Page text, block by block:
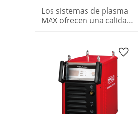
productividad
adicional
Los sistemas de plasma
MAX ofrecen una calidad
velocidad de corte
maximizada.